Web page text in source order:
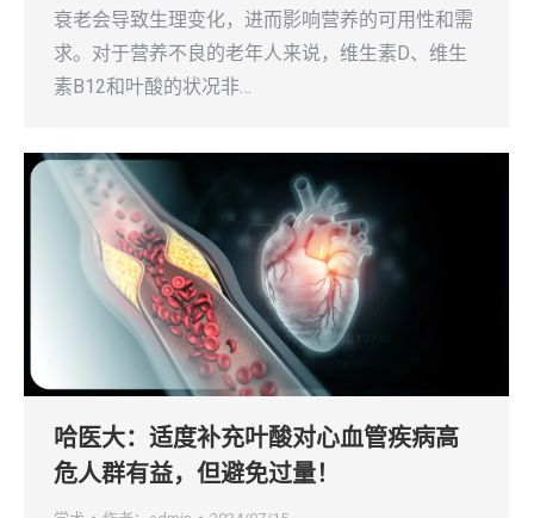
衰老会导致生理变化，进而影响营养的可用性和需
求。对于营养不良的老年人来说，维生素D、维生
素B12和叶酸的状况非…
哈医大：适度补充叶酸对心血管疾病高
危人群有益，但避免过量！